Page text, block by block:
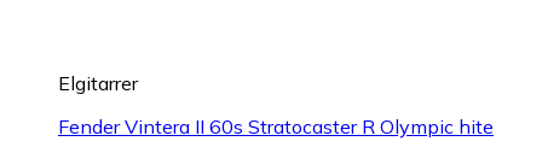
Elgitarrer
Fender Vintera II 60s Stratocaster R Olympic hite